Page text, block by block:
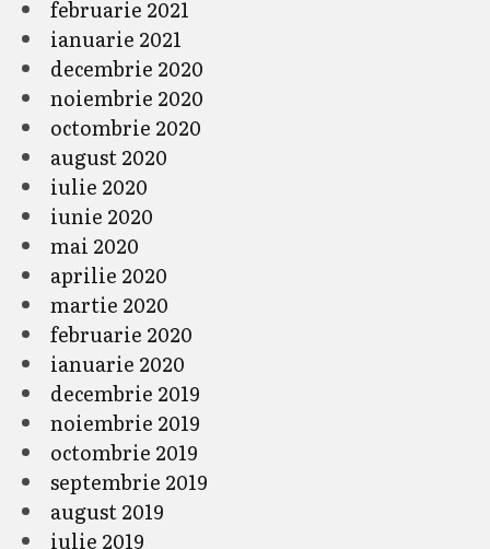
februarie 2021
ianuarie 2021
decembrie 2020
noiembrie 2020
octombrie 2020
august 2020
iulie 2020
iunie 2020
mai 2020
aprilie 2020
martie 2020
februarie 2020
ianuarie 2020
decembrie 2019
noiembrie 2019
octombrie 2019
septembrie 2019
august 2019
iulie 2019